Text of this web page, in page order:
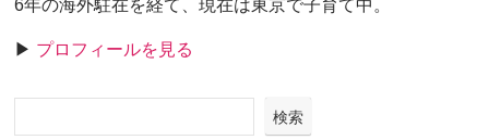
6年の海外駐在を経て、現在は東京で子育て中。
▶ プロフィールを見る
検索